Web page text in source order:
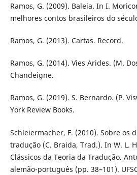
Ramos, G. (2009). Baleia. In I.
melhores contos brasileiros do
Ramos, G. (2013). Cartas. Record.
Ramos, G. (2014). Vies Arides. (M.
Chandeigne.
Ramos, G. (2019). S. Bernardo. (P.
York Review Books.
Schleiermacher, F. (2010). Sobre os
tradução (C. Braida, Trad.). In W. L.
Clássicos da Teoria da Tradução.
alemão-português (pp. 38–101).